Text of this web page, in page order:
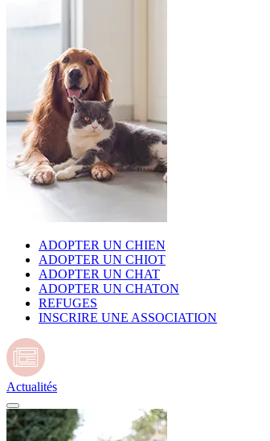
ADOPTER UN CHIEN
ADOPTER UN CHIOT
ADOPTER UN CHAT
ADOPTER UN CHATON
REFUGES
INSCRIRE UNE ASSOCIATION
Actualités